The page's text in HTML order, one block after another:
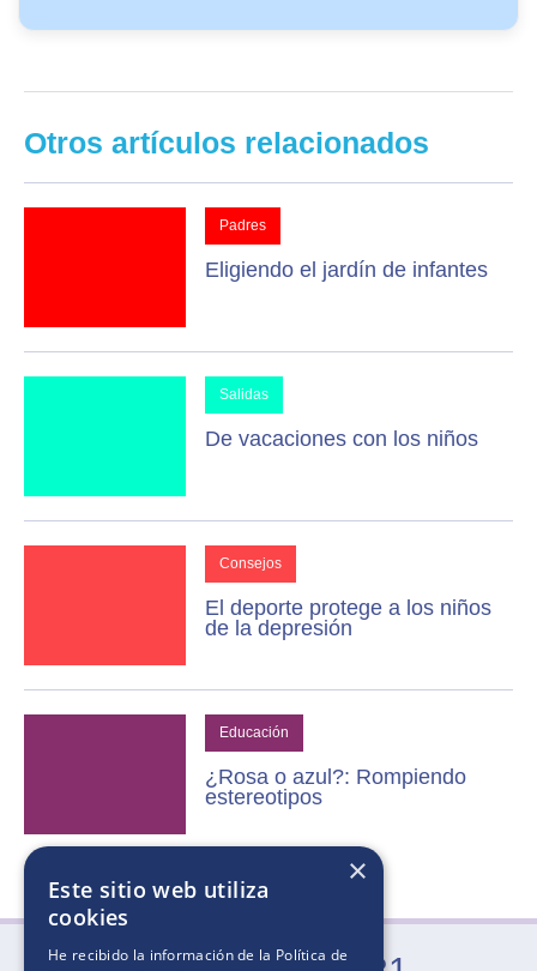
Otros artículos relacionados
Padres
Eligiendo el jardín de infantes
Salidas
De vacaciones con los niños
Consejos
El deporte protege a los niños
de la depresión
Educación
¿Rosa o azul?: Rompiendo
estereotipos
×
Este sitio web utiliza
cookies
He recibido la información de la Política de